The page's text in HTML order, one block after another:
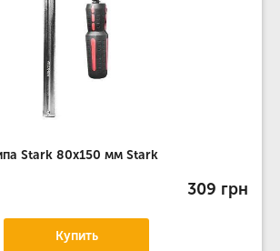
Stark 80x150 мм Stark
309 грн
Купить